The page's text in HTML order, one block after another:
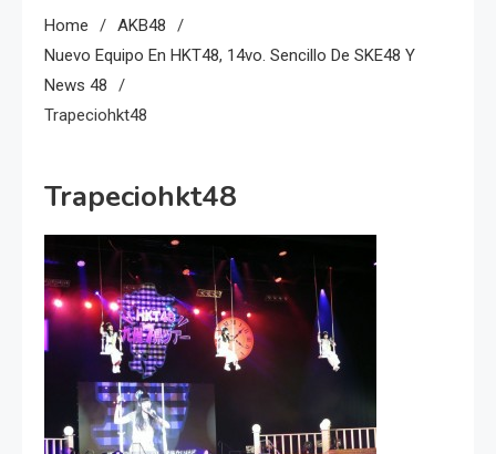
Home
AKB48
Nuevo Equipo En HKT48, 14vo. Sencillo De SKE48 Y
News 48
Trapeciohkt48
Trapeciohkt48